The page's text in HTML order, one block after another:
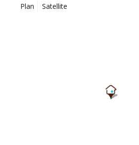
Plan Satellite